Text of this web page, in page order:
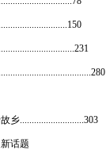
...........................303
话题